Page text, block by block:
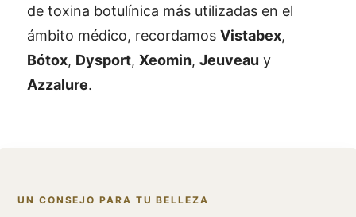
de toxina botulínica más utilizadas en el
ámbito médico, recordamos Vistabex,
Bótox, Dysport, Xeomin, Jeuveau y
Azzalure.
UN CONSEJO PARA TU BELLEZA